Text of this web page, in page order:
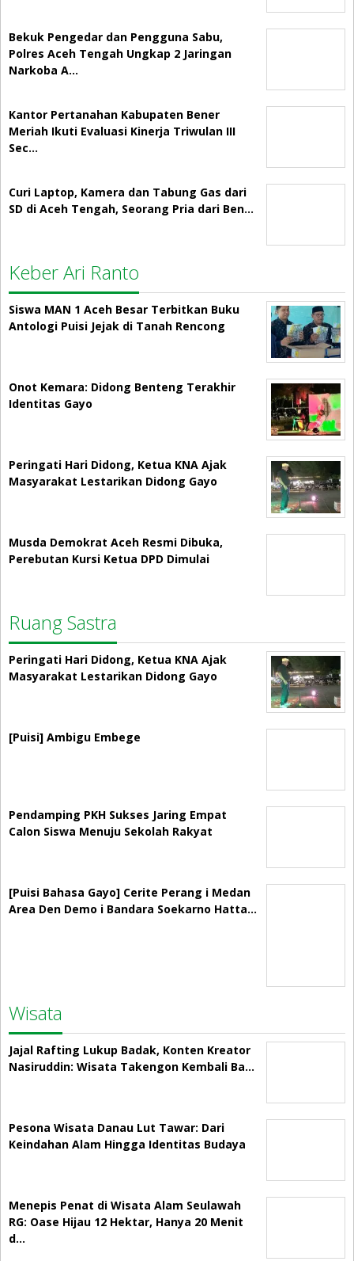
Bekuk Pengedar dan Pengguna Sabu,
Polres Aceh Tengah Ungkap 2 Jaringan
Narkoba A…
Kantor Pertanahan Kabupaten Bener
Meriah Ikuti Evaluasi Kinerja Triwulan III
Sec…
Curi Laptop, Kamera dan Tabung Gas dari
SD di Aceh Tengah, Seorang Pria dari Ben…
Keber Ari Ranto
Siswa MAN 1 Aceh Besar Terbitkan Buku
Antologi Puisi Jejak di Tanah Rencong
Onot Kemara: Didong Benteng Terakhir
Identitas Gayo
Peringati Hari Didong, Ketua KNA Ajak
Masyarakat Lestarikan Didong Gayo
Musda Demokrat Aceh Resmi Dibuka,
Perebutan Kursi Ketua DPD Dimulai
Ruang Sastra
Peringati Hari Didong, Ketua KNA Ajak
Masyarakat Lestarikan Didong Gayo
[Puisi] Ambigu Embege
Pendamping PKH Sukses Jaring Empat
Calon Siswa Menuju Sekolah Rakyat
[Puisi Bahasa Gayo] Cerite Perang i Medan
Area Den Demo i Bandara Soekarno Hatta…
Wisata
Jajal Rafting Lukup Badak, Konten Kreator
Nasiruddin: Wisata Takengon Kembali Ba…
Pesona Wisata Danau Lut Tawar: Dari
Keindahan Alam Hingga Identitas Budaya
Menepis Penat di Wisata Alam Seulawah
RG: Oase Hijau 12 Hektar, Hanya 20 Menit
d…